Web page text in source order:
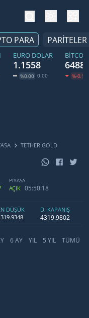
PARA PARİTELER
EURO DOLAR
1.1558
%0.00 0.00 %-0.18
TETHER GOLD
PİYASA
AÇIK 05:50:18
DÜŞÜK
D. KAPANIŞ
4319.9802
6 AY YIL 5 YIL TÜMÜ